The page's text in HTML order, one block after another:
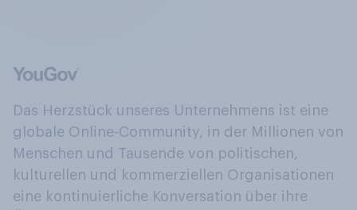
Das Herzstück unseres Unternehmens ist eine
globale Online-Community, in der Millionen von
Menschen und Tausende von politischen,
kulturellen und kommerziellen Organisationen
eine kontinuierliche Konversation über ihre